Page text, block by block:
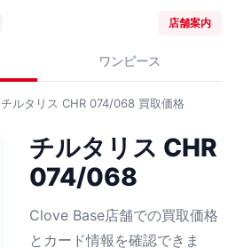
店舗案内
ワンピース
チルタリス CHR 074/068 買取価格
チルタリス CHR
074/068
Clove Base店舗での買取価格
とカード情報を確認できま